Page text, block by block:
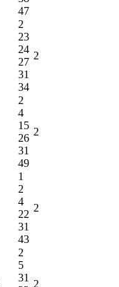
47
2
23
24
27
31
34
2
2
4
15
26
31
49
2
1
2
4
22
31
43
2
2
5
31
2